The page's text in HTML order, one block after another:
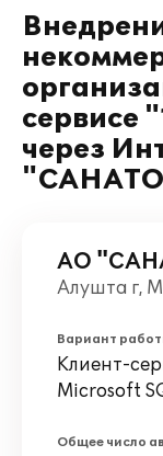
сервисе
через
АО
Алушта г,
Вариант
Клиент-
Microsoft
Общее число